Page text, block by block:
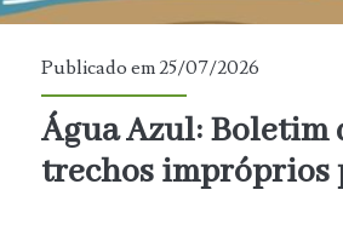
Publicado em 25/07/2026
Água Azul: Boletim
trechos impróprios